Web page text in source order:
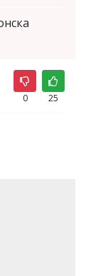
0 25